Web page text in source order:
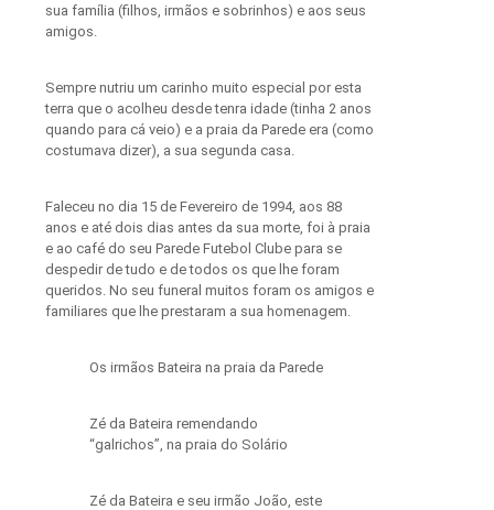
sua família (filhos, irmãos e sobrinhos) e aos seus
amigos.
Sempre nutriu um carinho muito especial por esta
terra que o acolheu desde tenra idade (tinha 2 anos
quando para cá veio) e a praia da Parede era (como
costumava dizer), a sua segunda casa.
Faleceu no dia 15 de Fevereiro de 1994, aos 88
anos e até dois dias antes da sua morte, foi à praia
e ao café do seu Parede Futebol Clube para se
despedir de tudo e de todos os que lhe foram
queridos. No seu funeral muitos foram os amigos e
familiares que lhe prestaram a sua homenagem.
Os irmãos Bateira na praia da Parede
Zé da Bateira remendando
“galrichos”, na praia do Solário
Zé da Bateira e seu irmão João, este